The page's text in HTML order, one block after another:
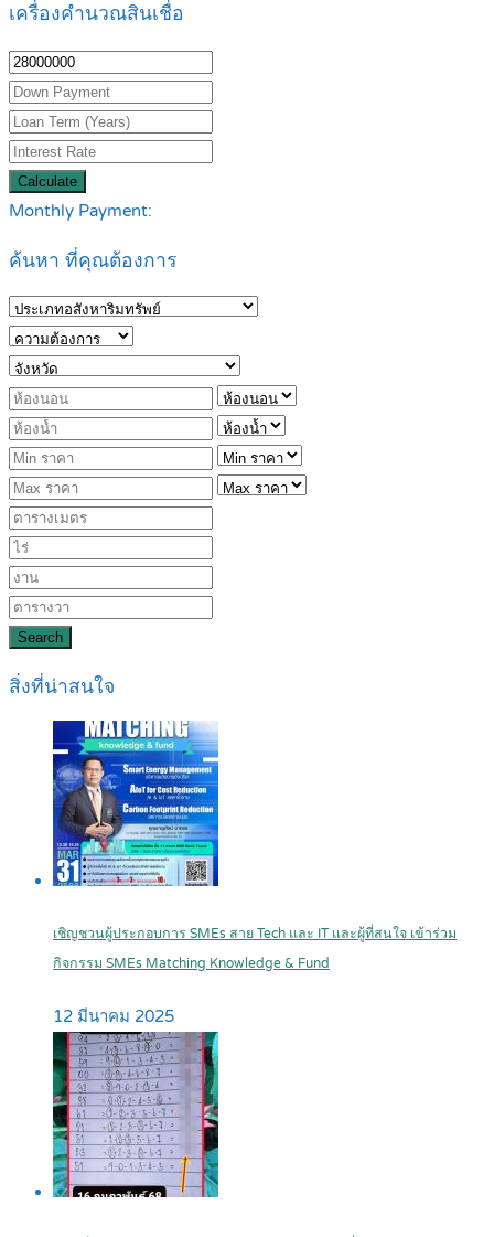
เครื่องคำนวณสินเชื่อ
Calculate
Monthly Payment:
ค้นหา ที่คุณต้องการ
Search
สิ่งที่น่าสนใจ
เชิญชวนผู้ประกอบการ SMEs สาย Tech และ IT และผู้ที่สนใจ เข้าร่วม
กิจกรรม SMEs Matching Knowledge & Fund
12 มีนาคม 2025